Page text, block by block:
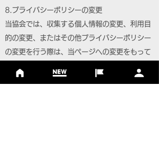
8.プライバシーポリシーの変更
当協会では、収集する個人情報の変更、利用目
的の変更、またはその他プライバシーポリシー
の変更を行う際は、当ページへの変更をもって